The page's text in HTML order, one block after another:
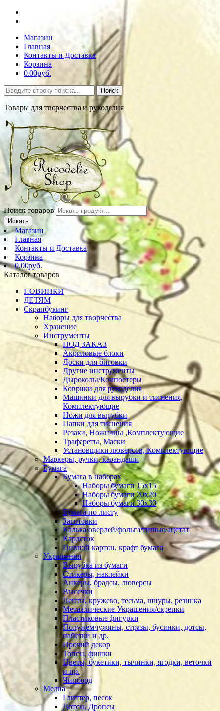
Магазин
Главная
Контакты и Доставка
Корзина
0.00руб.
Поиск
Товары для творчества и рукоделия
Поиск товаров
Искать
Магазин
Главная
Контакты и Доставка
Корзина
0.00руб.
Каталог товаров
НОВИНКИ
ДЕТЯМ
Скрапбукинг
Наборы для творчества
Хранение
Инструменты
ПОД ЗАКАЗ
Акриловые блоки
Доски для биговки
Другие инструменты
Дыроколы/Компостеры
Коврики для рукоделия
Машинки для вырубки и тиснения,
Комплектующие
Ножи для вырубки
Папки для тиснения
Резаки, Ножницы ,Комплектующие
Трафареты, Маски
Установщики люверсов, Комплектующие
Маркеры, ручки, карандаши
Бумага
Бумага в наборах
Наборы бумаги 15х15
Наборы бумаги 20х20
Наборы бумаги 30х30
Бумага по листу
Заготовки
Калька/оверлей/фольга/тишью/ацетат
Кардсток
Пивной картон, крафт бумага
Украшения
Вырубка из бумаги
Стикеры, наклейки
Анкеры, брадсы, люверсы
Высечки
Ленты, кружево, тесьма, шнуры, резинка
Металлические Украшения/скрепки
Пластиковые фигурки
Полужемчужины, стразы, бусинки, дотсы,
пайетки и др.
Прочий декор
Топсы, фишки
Цветы, букетики, тычинки, ягодки, веточки
и пр.
Чипборд
Медиа
Глиттер, песок
Дотсы, Дропсы